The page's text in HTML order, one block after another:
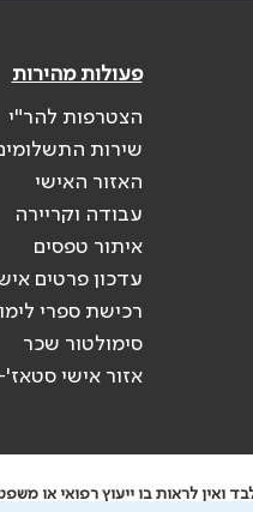
פעולות מהירות
הצטרפות להר"י
שירות
האזור האישי
עבודה וקריירה
איתור טפסים
עדכון פרטים
רכישת ספרי
סימולטור שכר
אזור אישי
לראות בו ייעוץ רפואי או